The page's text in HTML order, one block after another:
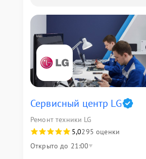
Сервисный центр LG
Ремонт техники LG
5,0295 оценки
Открыто до 21:00